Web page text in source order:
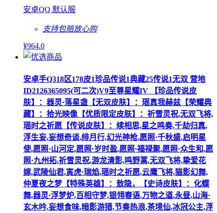
安卓QQ 默认服
支持包赔放心购
¥964.0
安卓手Q318区178皮1珍品传说1典藏25传说1无双 营地
ID2126365095(可二次)V9至尊星耀IV 【珍品传说皮
肤】：器灵·落星盏【无双皮肤】：瑶真我赫兹【荣耀典
藏】：拾光映像【优质限定皮肤】：祈雪灵祝,无双飞将,
瑶时之祈愿【传说皮肤】：续相思,星之鸣奏,千劫归真,
浮生妄,妄想奇谈,绯月行,幻光神枪,愿照·千秋盛,启明星
使,愿照·山河定,愿照·岁时盈,愿照·福禄聚,愿照·众生和,愿
照·九州拓,祈雪灵祝,游龙清影,鸣野蒿,无双飞将,挚爱花
嫁,武陵仙君,寅虎·瑞焰,瑶时之祈愿,云鹰飞将,猫影幻舞,
仲夏夜之梦【特殊英雄】：敖隐，【史诗皮肤】：化蝶
舞,器灵·浮梦炉,百相守梦,银翎春语,万物之道,永昼,山海·
玄木吟,妄想食味,暗影游猎,节奏热浪,茶境仙,冰冠公主,浮